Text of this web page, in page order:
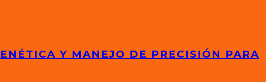
Y MANEJO DE PRECISIÓN PARA